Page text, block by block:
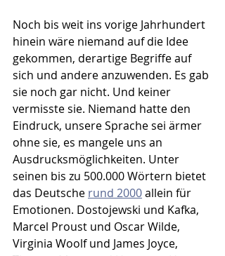
Noch bis weit ins vorige Jahrhundert
hinein wäre niemand auf die Idee
gekommen, derartige Begriffe auf
sich und andere anzuwenden. Es gab
sie noch gar nicht. Und keiner
vermisste sie. Niemand hatte den
Eindruck, unsere Sprache sei ärmer
ohne sie, es mangele uns an
Ausdrucksmöglichkeiten. Unter
seinen bis zu 500.000 Wörtern bietet
das Deutsche rund 2000 allein für
Emotionen. Dostojewski und Kafka,
Marcel Proust und Oscar Wilde,
Virginia Woolf und James Joyce,